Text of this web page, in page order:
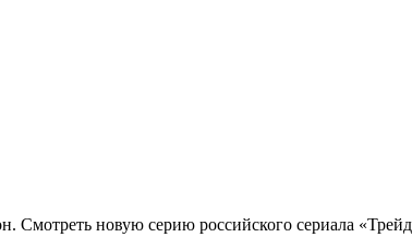
Смотреть новую серию российского сериала